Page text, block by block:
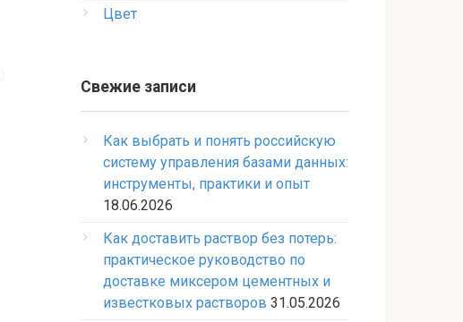
Цвет
Свежие записи
Как выбрать и понять российскую
систему управления базами данных:
инструменты, практики и опыт
18.06.2026
Как доставить раствор без потерь:
практическое руководство по
доставке миксером цементных и
известковых растворов 31.05.2026